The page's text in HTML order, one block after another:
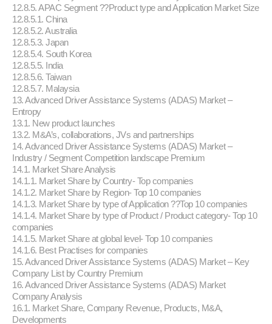
12.8.5. APAC Segment ??Product type and Application Market Size
12.8.5.1. China
12.8.5.2. Australia
12.8.5.3. Japan
12.8.5.4. South Korea
12.8.5.5. India
12.8.5.6. Taiwan
12.8.5.7. Malaysia
13. Advanced Driver Assistance Systems (ADAS) Market –
Entropy
13.1. New product launches
13.2. M&A’s, collaborations, JVs and partnerships
14. Advanced Driver Assistance Systems (ADAS) Market –
Industry / Segment Competition landscape Premium
14.1. Market Share Analysis
14.1.1. Market Share by Country- Top companies
14.1.2. Market Share by Region- Top 10 companies
14.1.3. Market Share by type of Application ??Top 10 companies
14.1.4. Market Share by type of Product / Product category- Top 10
companies
14.1.5. Market Share at global level- Top 10 companies
14.1.6. Best Practises for companies
15. Advanced Driver Assistance Systems (ADAS) Market – Key
Company List by Country Premium
16. Advanced Driver Assistance Systems (ADAS) Market
Company Analysis
16.1. Market Share, Company Revenue, Products, M&A,
Developments